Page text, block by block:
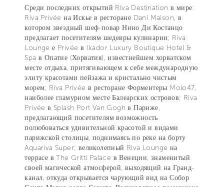
Среди последних открытий Riva Destination в мире:
Riva Privée на Искье в ресторане Daní Maison, в
котором звездный шеф-повар Нино Ди Костанцо
предлагает посетителям шедевры кулинарии; Riva
Lounge е Privée в Ikador Luxury Boutique Hotel &
Spa в Опатие (Хорватия), известнейшем хорватском
месте отдыха, притягивающем к себе международную
элиту красотами пейзажа и кристально чистым
морем; Riva Privée в ресторане Форментеры Molo47,
наиболее гламурном месте Балеарских островов; Riva
Privée в Splash Port Van Gogh в Париже,
предлагающий посетителям возможность
полюбоваться удивительной красотой и видами
парижской столицы, поднимаясь по реке на борту
Aquariva Super; великолепный Riva Lounge на
террасе в The Gritti Palace в Венеции, знаменитый
своей магической атмосферой, выходящий на Гранд-
канал, откуда открывается чарующий вид на Собор